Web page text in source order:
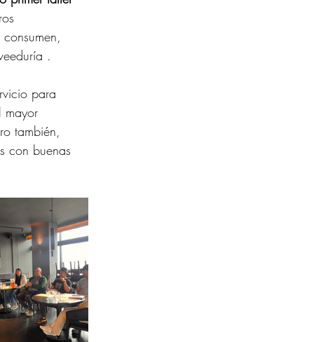
.
para
mayor
también,
con buenas